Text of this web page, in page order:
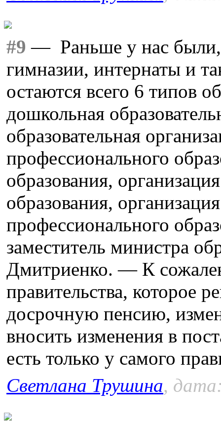
#9 — Раньше у нас
гимназии, интернаты и
остаются всего 6 типов
дошкольная
образовательная
профессионального
образования,
образования,
профессионального
заместитель министра
Дмитриенко. — К
правительства, которое
досрочную пенсию,
вносить изменения в
есть только у самого
Светлана Трушина,